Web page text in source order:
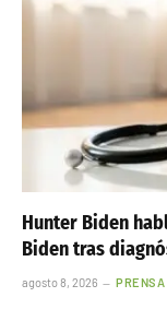
Hunter Biden
Biden tras
agosto 8, 2026 PRENSA